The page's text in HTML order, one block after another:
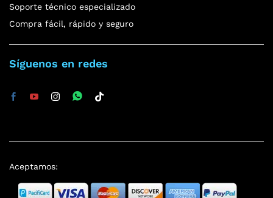
Soporte técnico especializado
Compra fácil, rápido y seguro
Síguenos en redes
Aceptamos: